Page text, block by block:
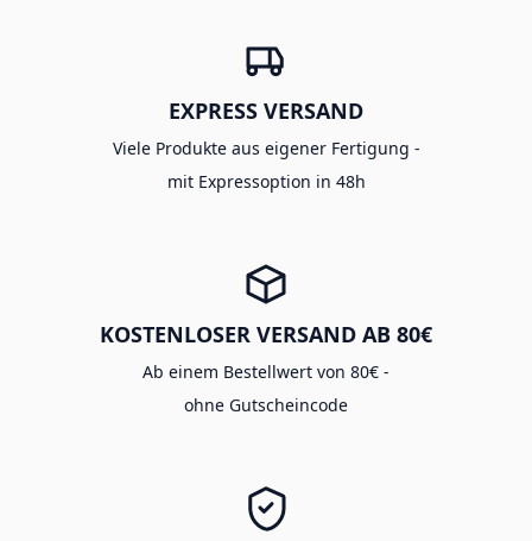
EXPRESS VERSAND
Viele Produkte aus eigener Fertigung -
mit Expressoption in 48h
KOSTENLOSER VERSAND AB 80€
Ab einem Bestellwert von 80€ -
ohne Gutscheincode